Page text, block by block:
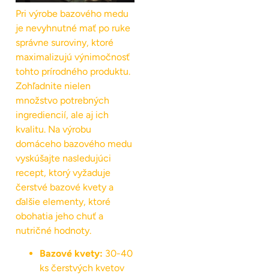
Pri výrobe bazového medu
je nevyhnutné mať po ruke
správne suroviny, ktoré
maximalizujú výnimočnosť
tohto prírodného produktu.
Zohľadnite nielen
množstvo potrebných
ingrediencií, ale aj ich
kvalitu. Na výrobu
domáceho bazového medu
vyskúšajte nasledujúci
recept, ktorý vyžaduje
čerstvé bazové kvety a
ďalšie elementy, ktoré
obohatia jeho chuť a
nutričné hodnoty.
Bazové kvety: 30-40
ks čerstvých kvetov